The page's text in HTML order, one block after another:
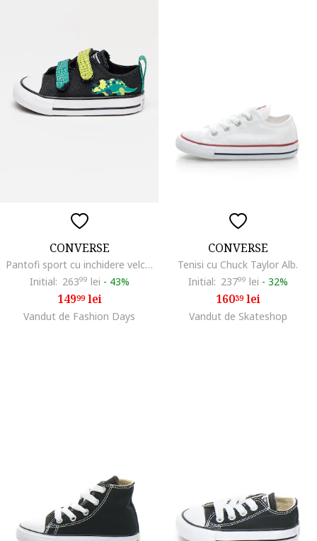
CONVERSE
Pantofi sport cu inchidere velcro Chuck Taylor All Star Dinos Easy On, Verde/Negru
Initial: 26399 lei - 43%
14999lei
Vandut de Fashion Days
CONVERSE
Tenisi cu Chuck Taylor Alb.
Initial: 23799 lei - 32%
16039lei
Vandut de Skateshop